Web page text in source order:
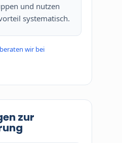
und nutzen
systematisch.
wir bei
zur